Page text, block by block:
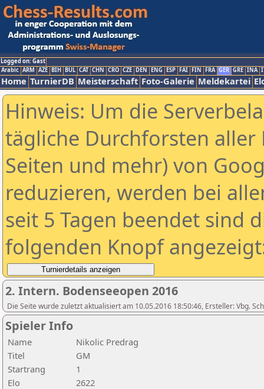
Logged on: Gast
Arabic ARM AZE BIH BUL CAT CHN CRO CZE DEN ENG ESP FAI FIN FRA GER GRE INA
Home TurnierDB Meisterschaft Foto-Galerie Meldekartei
Hinweis: Um die
tägliche Durchforsten aller
Seiten und mehr) von
reduzieren, werden bei
seit 5 Tagen beendet sind
folgenden Knopf
2. Intern. Bodenseeopen 2016
Die Seite wurde zuletzt aktualisiert am 10.05.2016 18:50:46, Ersteller: Vbg.
Spieler Info
Name
Nikolic Predrag
Titel
GM
Startrang
1
Elo
2622